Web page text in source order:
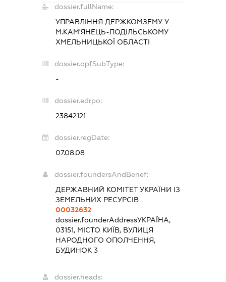
dossier.fullName:
УПРАВЛІННЯ ДЕРЖКОМЗЕМУ У
М.КАМ'ЯНЕЦЬ-ПОДІЛЬСЬКОМУ
ХМЕЛЬНИЦЬКОЇ ОБЛАСТІ
dossier.opfSubType:
-
dossier.edrpo:
23842121
dossier.regDate:
07.08.08
dossier.foundersAndBenef:
ДЕРЖАВНИЙ КОМІТЕТ УКРАЇНИ ІЗ
ЗЕМЕЛЬНИХ РЕСУРСІВ
00032632
dossier.founderAddressУКРАЇНА,
03151, МІСТО КИЇВ, ВУЛИЦЯ
НАРОДНОГО ОПОЛЧЕННЯ,
БУДИНОК 3
dossier.heads: